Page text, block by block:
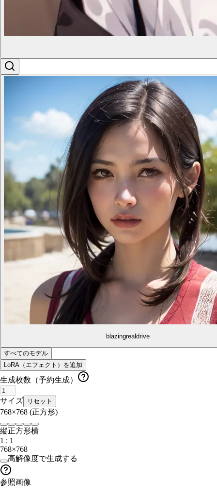
blazingrealdrive
すべてのモデル
LoRA（エフェクト）を追加
生成枚数（予約生成）
サイズ リセット
768×768 (正方形)
縦正方形横
1 : 1
768×768
高解像度で生成する
参照画像